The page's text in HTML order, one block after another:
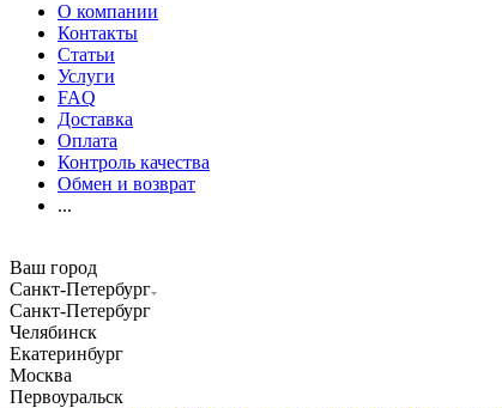
О компании
Контакты
Статьи
Услуги
FAQ
Доставка
Оплата
Контроль качества
Обмен и возврат
...
Ваш город
Санкт-Петербург
Санкт-Петербург
Челябинск
Екатеринбург
Москва
Первоуральск